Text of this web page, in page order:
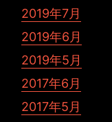
2019年7月
2019年6月
2019年5月
2017年6月
2017年5月